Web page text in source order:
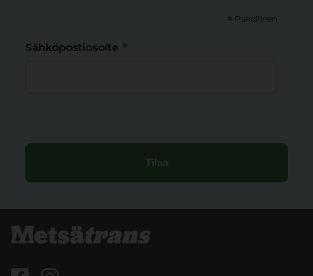
* Pakollinen
Sähköpostiosoite *